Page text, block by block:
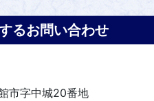
るお問い合わせ
市字中城20番地